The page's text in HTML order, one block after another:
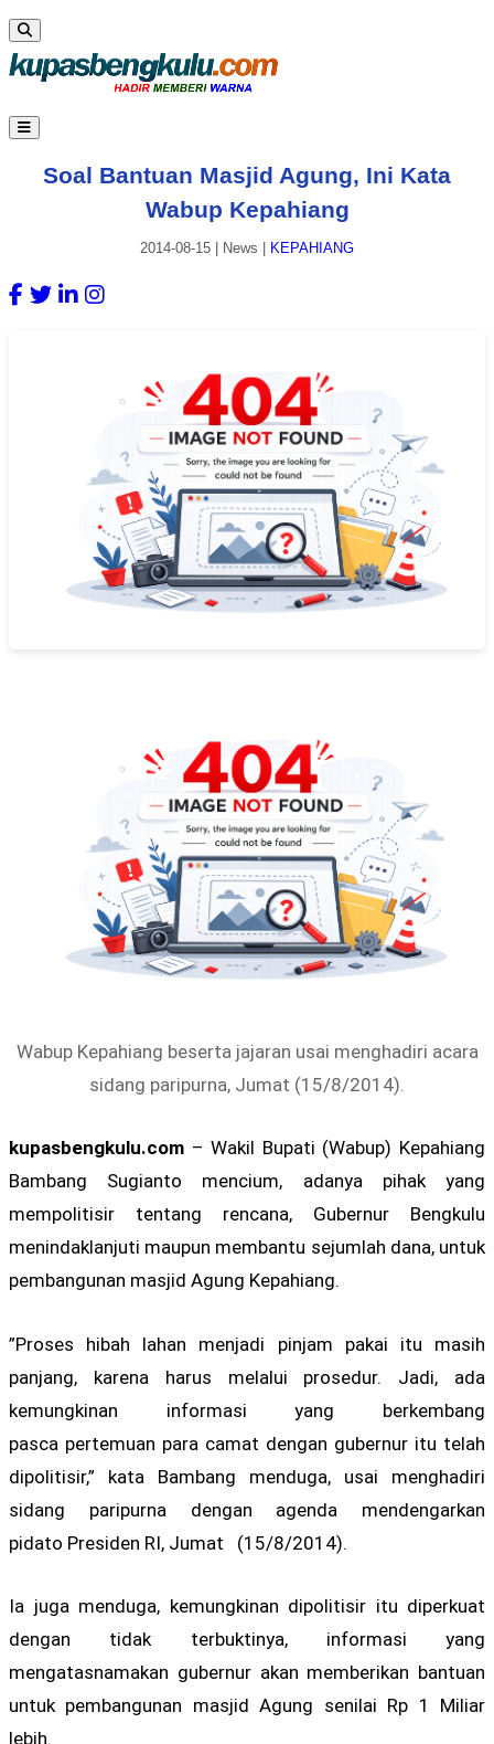
Soal Bantuan Masjid Agung, Ini Kata
Wabup Kepahiang
2014-08-15 News KEPAHIANG
Wabup Kepahiang beserta jajaran usai menghadiri acara
sidang paripurna, Jumat (15/8/2014).
kupasbengkulu.com – Wakil Bupati (Wabup) Kepahiang
Bambang Sugianto mencium, adanya pihak yang
mempolitisir tentang rencana, Gubernur Bengkulu
menindaklanjuti maupun membantu sejumlah dana, untuk
pembangunan masjid Agung Kepahiang.
”Proses hibah lahan menjadi pinjam pakai itu masih
panjang, karena harus melalui prosedur. Jadi, ada
kemungkinan informasi yang berkembang
pasca pertemuan para camat dengan gubernur itu telah
dipolitisir,” kata Bambang menduga, usai menghadiri
sidang paripurna dengan agenda mendengarkan
pidato Presiden RI, Jumat (15/8/2014).
Ia juga menduga, kemungkinan dipolitisir itu diperkuat
dengan tidak terbuktinya, informasi yang
mengatasnamakan gubernur akan memberikan bantuan
untuk pembangunan masjid Agung senilai Rp 1 Miliar
lebih.